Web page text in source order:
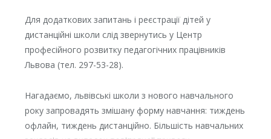
Для додаткових запитань і реєстрації дітей у
дистанційні школи слід звернутись у Центр
професійного розвитку педагогічних працівників
Львова (тел. 297-53-28).
Нагадаємо, львівські школи з нового навчального
року запровадять змішану форму навчання: тиждень
офлайн, тиждень дистанційно. Більшість навчальних